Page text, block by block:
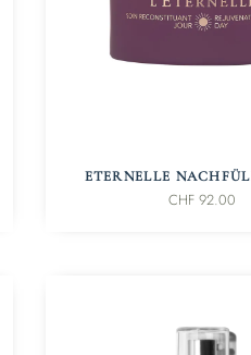
IN DEN
ETERNELLE
CHF 92.00